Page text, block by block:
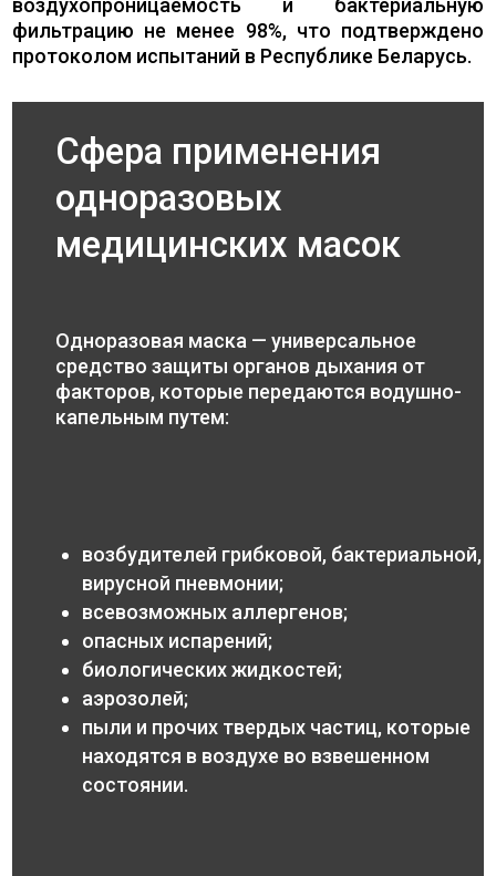
воздухопроницаемость и бактериальную
фильтрацию не менее 98%, что подтверждено
протоколом испытаний в Республике Беларусь.
Сфера применения
одноразовых
медицинских масок
Одноразовая маска — универсальное
средство защиты органов дыхания от
факторов, которые передаются водушно-
капельным путем:
возбудителей грибковой, бактериальной,
вирусной пневмонии;
всевозможных аллергенов;
опасных испарений;
биологических жидкостей;
аэрозолей;
пыли и прочих твердых частиц, которые
находятся в воздухе во взвешенном
состоянии.